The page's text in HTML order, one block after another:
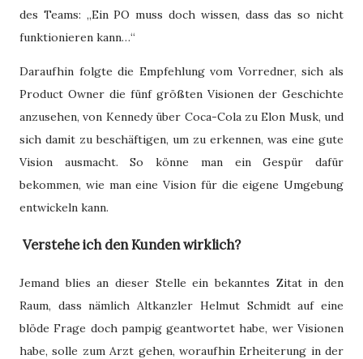
des Teams: „Ein PO muss doch wissen, dass das so nicht
funktionieren kann…“
Daraufhin folgte die Empfehlung vom Vorredner, sich als
Product Owner die fünf größten Visionen der Geschichte
anzusehen, von Kennedy über Coca-Cola zu Elon Musk, und
sich damit zu beschäftigen, um zu erkennen, was eine gute
Vision ausmacht. So könne man ein Gespür dafür
bekommen, wie man eine Vision für die eigene Umgebung
entwickeln kann.
Verstehe ich den Kunden wirklich?
Jemand blies an dieser Stelle ein bekanntes Zitat in den
Raum, dass nämlich Altkanzler Helmut Schmidt auf eine
blöde Frage doch pampig geantwortet habe, wer Visionen
habe, solle zum Arzt gehen, woraufhin Erheiterung in der